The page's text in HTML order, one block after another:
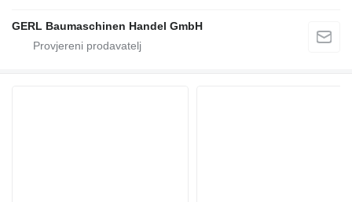
GERL Baumaschinen Handel GmbH